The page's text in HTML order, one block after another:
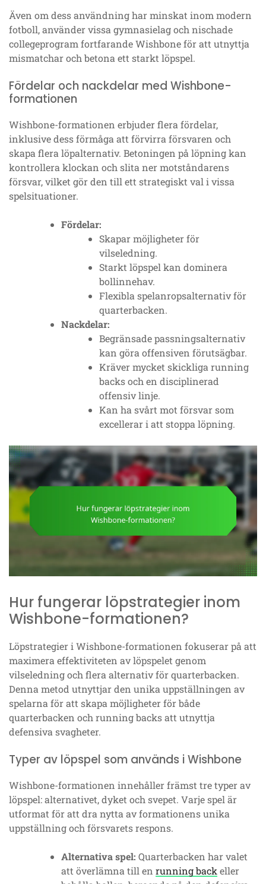
Även om dess användning har minskat inom modern
fotboll, använder vissa gymnasielag och nischade
collegeprogram fortfarande Wishbone för att utnyttja
mismatchar och betona ett starkt löpspel.
Fördelar och nackdelar med Wishbone-
formationen
Wishbone-formationen erbjuder flera fördelar,
inklusive dess förmåga att förvirra försvaren och
skapa flera löpalternativ. Betoningen på löpning kan
kontrollera klockan och slita ner motståndarens
försvar, vilket gör den till ett strategiskt val i vissa
spelsituationer.
Fördelar:
Skapar möjligheter för
vilseledning.
Starkt löpspel kan dominera
bollinnehav.
Flexibla spelanropsalternativ för
quarterbacken.
Nackdelar:
Begränsade passningsalternativ
kan göra offensiven förutsägbar.
Kräver mycket skickliga running
backs och en disciplinerad
offensiv linje.
Kan ha svårt mot försvar som
excellerar i att stoppa löpning.
Hur fungerar löpstrategier inom
Wishbone-formationen?
Löpstrategier i Wishbone-formationen fokuserar på att
maximera effektiviteten av löpspelet genom
vilseledning och flera alternativ för quarterbacken.
Denna metod utnyttjar den unika uppställningen av
spelarna för att skapa möjligheter för både
quarterbacken och running backs att utnyttja
defensiva svagheter.
Typer av löpspel som används i Wishbone
Wishbone-formationen innehåller främst tre typer av
löpspel: alternativet, dyket och svepet. Varje spel är
utformat för att dra nytta av formationens unika
uppställning och försvarets respons.
Alternativa spel: Quarterbacken har valet
att överlämna till en running back eller